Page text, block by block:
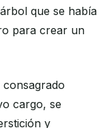
que se había
para crear un
cargo, se
y